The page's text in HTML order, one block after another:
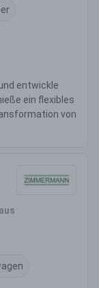
entwickle
ein flexibles
von